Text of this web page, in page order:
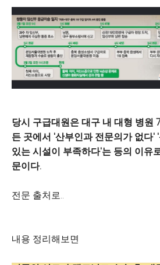
당시 구급대원은 대구 내 대형 병원
든 곳에서 '산부인과 전문의가 없다'
있는 시설이 부족하다'는 등의 이유
문이다.
전문 출처로..
내용 정리해보면